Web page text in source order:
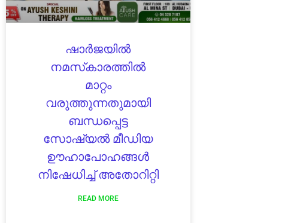
ഷാർജയിൽ
നമസ്‍കാരത്തിൽ
മാറ്റം
വരുത്തുന്നതുമായി
ബന്ധപ്പെട്ട
സോഷ്യൽ മീഡിയ
ഊഹാപോഹങ്ങൾ
നിഷേധിച്ച് അതോറിറ്റി
READ MORE